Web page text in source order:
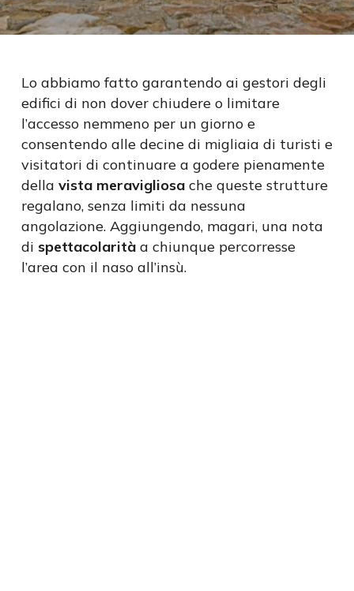
Lo abbiamo fatto garantendo ai gestori degli
edifici di non dover chiudere o limitare
l’accesso nemmeno per un giorno e
consentendo alle decinedi migliaia di turisti e
visitatori di continuare a godere pienamente
della vista meravigliosache queste strutture
regalano, senza limiti da nessuna
angolazione. Aggiungendo, magari, una nota
di spettacolaritàa chiunque percorresse
l’area con il naso all’insù.